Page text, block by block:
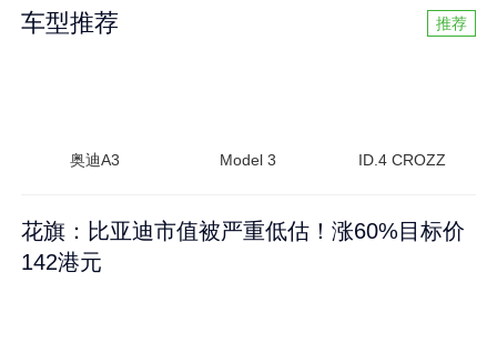
车型推荐 推荐
奥迪A3 Model 3 ID.4 CROZZ
花旗：比亚迪市值被严重低估！涨60%目标价
142港元